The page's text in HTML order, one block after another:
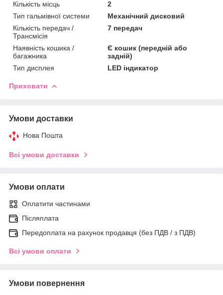
Кількість місць
2
Тип гальмівної системи
Механічний дисковий
Кількість передач /
Трансмісія
7 передач
Наявність кошика /
багажника
Є кошик (передній або
задній)
Тип дисплея
LED індикатор
Приховати
Умови доставки
Нова Пошта
Всі умови доставки
Умови оплати
Оплатити частинами
Післяплата
Передоплата на рахунок продавця (без ПДВ / з ПДВ)
Всі умови оплати
Умови повернення